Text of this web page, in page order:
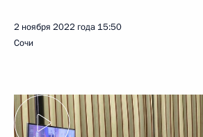
2 ноября 2022 года 15:50
Сочи